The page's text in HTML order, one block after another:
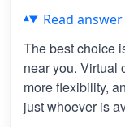
Read answer
The best choice
near you. Virtual
more flexibility,
just whoever is